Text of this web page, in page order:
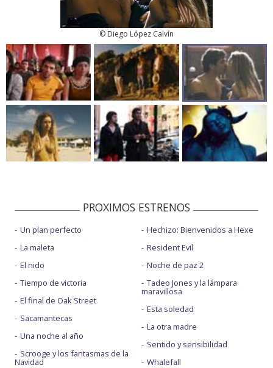
© Diego López Calvín
PROXIMOS ESTRENOS
Un plan perfecto
La maleta
El nido
Tiempo de victoria
El final de Oak Street
Sacamantecas
Una noche al año
Scrooge y los fantasmas de la
Navidad
Hechizo: Bienvenidos a Hexe
Resident Evil
Noche de paz 2
Tadeo Jones y la lámpara
maravillosa
Esta soledad
La otra madre
Sentido y sensibilidad
Whalefall